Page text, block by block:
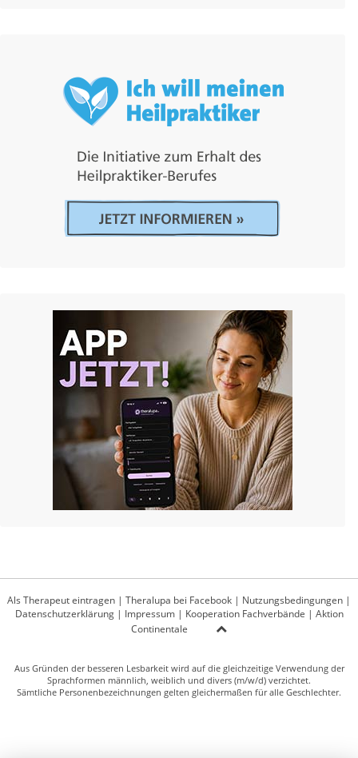
Als Therapeut eintragen | Theralupa bei Facebook | Nutzungsbedingungen |
Datenschutzerklärung| Impressum| Kooperation Fachverbände | Aktion
Continentale
Aus Gründen der besseren Lesbarkeit wird auf die gleichzeitige Verwendung der
Sprachformen männlich, weiblich und divers (m/w/d) verzichtet.
Sämtliche Personenbezeichnungen gelten gleichermaßen für alle Geschlechter.